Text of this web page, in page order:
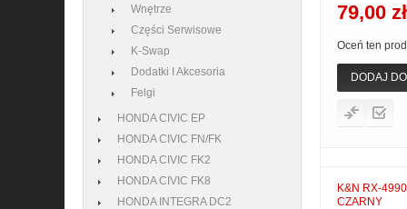
79,00 zł
Oceń ten
DODAJ
K&N RX-
CZARNY
Wnętrze
Części Serwisowe
K-Swap
Dodatki I Akcesoria
Felgi
HONDA CIVIC EP
HONDA CIVIC FN/FK
HONDA CIVIC FK2
HONDA CIVIC FK8
HONDA INTEGRA DC2